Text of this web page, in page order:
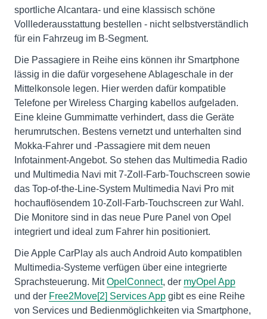
sportliche Alcantara- und eine klassisch schöne
Volllederausstattung bestellen - nicht selbstverständlich
für ein Fahrzeug im B-Segment.
Die Passagiere in Reihe eins können ihr Smartphone
lässig in die dafür vorgesehene Ablageschale in der
Mittelkonsole legen. Hier werden dafür kompatible
Telefone per Wireless Charging kabellos aufgeladen.
Eine kleine Gummimatte verhindert, dass die Geräte
herumrutschen. Bestens vernetzt und unterhalten sind
Mokka-Fahrer und -Passagiere mit dem neuen
Infotainment-Angebot. So stehen das Multimedia Radio
und Multimedia Navi mit 7-Zoll-Farb-Touchscreen sowie
das Top-of-the-Line-System Multimedia Navi Pro mit
hochauflösendem 10-Zoll-Farb-Touchscreen zur Wahl.
Die Monitore sind in das neue Pure Panel von Opel
integriert und ideal zum Fahrer hin positioniert.
Die Apple CarPlay als auch Android Auto kompatiblen
Multimedia-Systeme verfügen über eine integrierte
Sprachsteuerung. MitOpelConnect, der myOpel App
und der Free2Move[2] Services App gibt es eine Reihe
von Services und Bedienmöglichkeiten via Smartphone,